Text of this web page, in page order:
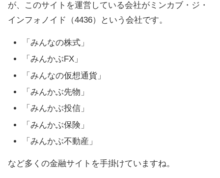
が、このサイトを運営している会社がミンカブ・ジ・
インフォノイド（4436）という会社です。
「みんなの株式」
「みんかぶFX」
「みんなの仮想通貨」
「みんかぶ先物」
「みんかぶ投信」
「みんかぶ保険」
「みんかぶ不動産」
など多くの金融サイトを手掛けていますね。